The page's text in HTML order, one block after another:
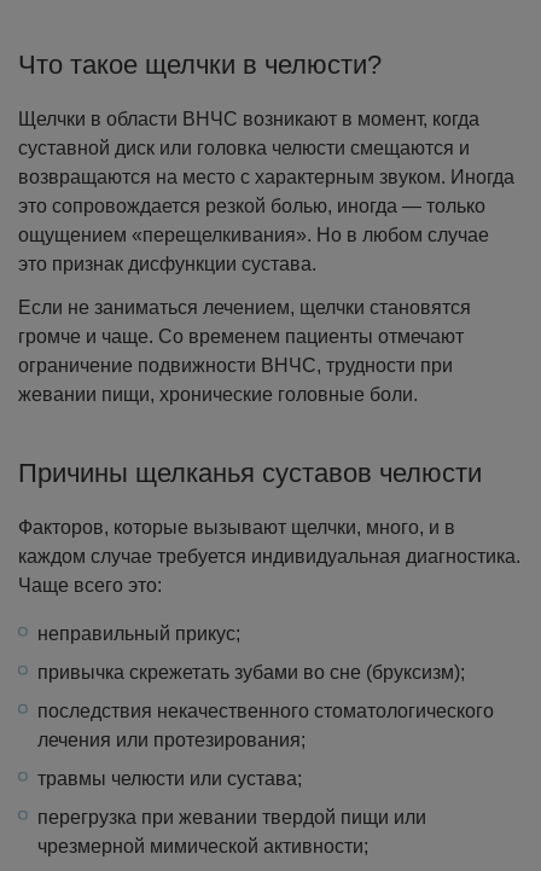
Что такое щелчки в челюсти?
Щелчки в области ВНЧС возникают в момент, когда
суставной диск или головка челюсти смещаются и
возвращаются на место с характерным звуком. Иногда
это сопровождается резкой болью, иногда — только
ощущением «перещелкивания». Но в любом случае
это признак дисфункции сустава.
Если не заниматься лечением, щелчки становятся
громче и чаще. Со временем пациенты отмечают
ограничение подвижности ВНЧС, трудности при
жевании пищи, хронические головные боли.
Причины щелканья суставов челюсти
Факторов, которые вызывают щелчки, много, и в
каждом случае требуется индивидуальная диагностика.
Чаще всего это:
неправильный прикус;
привычка скрежетать зубами во сне (бруксизм);
последствия некачественного стоматологического
лечения или протезирования;
травмы челюсти или сустава;
перегрузка при жевании твердой пищи или
чрезмерной мимической активности;